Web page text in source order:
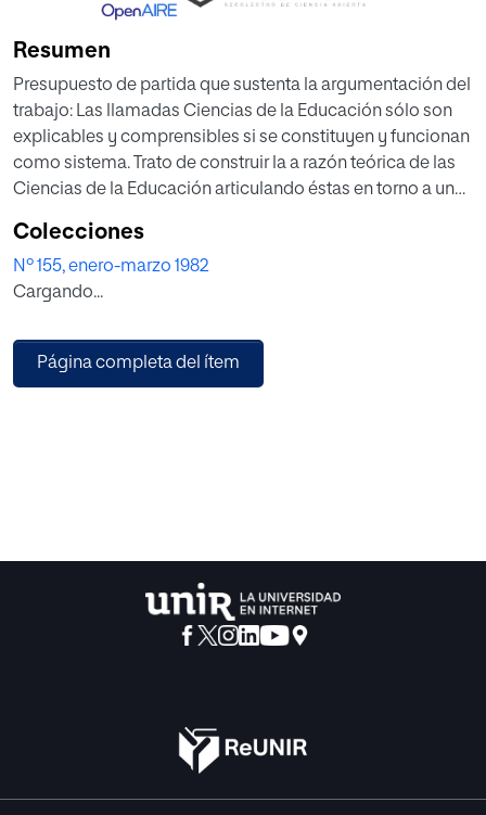
Resumen
Presupuesto de partida que sustenta la argumentación del
trabajo: Las llamadas Ciencias de la Educación sólo son
explicables y comprensibles si se constituyen y funcionan
como sistema. Trato de construir la a razón teórica de las
Ciencias de la Educación articulando éstas en torno a un
Currículum) viene a ser el núcleo central desde el cual se
debe organizar el currículo universitario en función de la
formación de los futuros educadores.
Colecciones
Nº 155, enero-marzo 1982
Cargando...
Página completa del ítem